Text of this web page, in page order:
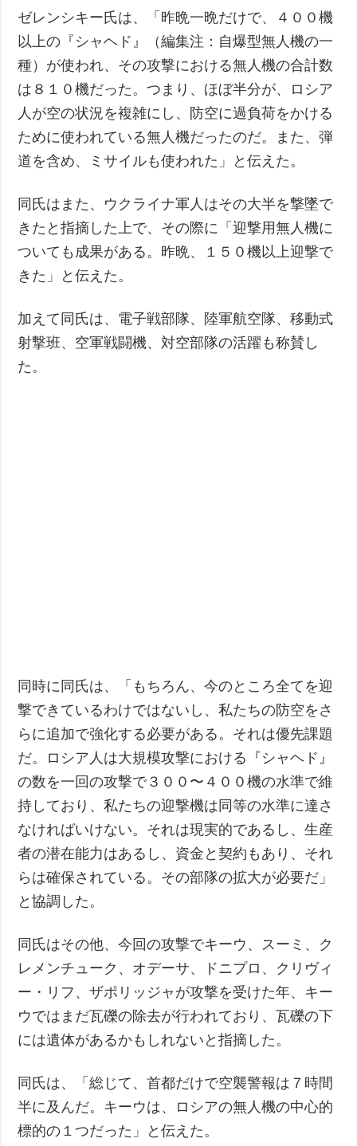
ゼレンシキー氏は、「昨晩一晩だけで、４００機
以上の『シャヘド』（編集注：自爆型無人機の一
種）が使われ、その攻撃における無人機の合計数
は８１０機だった。つまり、ほぼ半分が、ロシア
人が空の状況を複雑にし、防空に過負荷をかける
ために使われている無人機だったのだ。また、弾
道を含め、ミサイルも使われた」と伝えた。
同氏はまた、ウクライナ軍人はその大半を撃墜で
きたと指摘した上で、その際に「迎撃用無人機に
ついても成果がある。昨晩、１５０機以上迎撃で
きた」と伝えた。
加えて同氏は、電子戦部隊、陸軍航空隊、移動式
射撃班、空軍戦闘機、対空部隊の活躍も称賛し
た。
同時に同氏は、「もちろん、今のところ全てを迎
撃できているわけではないし、私たちの防空をさ
らに追加で強化する必要がある。それは優先課題
だ。ロシア人は大規模攻撃における『シャヘド』
の数を一回の攻撃で３００〜４００機の水準で維
持しており、私たちの迎撃機は同等の水準に達さ
なければいけない。それは現実的であるし、生産
者の潜在能力はあるし、資金と契約もあり、それ
らは確保されている。その部隊の拡大が必要だ」
と協調した。
同氏はその他、今回の攻撃でキーウ、スーミ、ク
レメンチューク、オデーサ、ドニプロ、クリヴィ
ー・リフ、ザポリッジャが攻撃を受けた年、キー
ウではまだ瓦礫の除去が行われており、瓦礫の下
には遺体があるかもしれないと指摘した。
同氏は、「総じて、首都だけで空襲警報は７時間
半に及んだ。キーウは、ロシアの無人機の中心的
標的の１つだった」と伝えた。